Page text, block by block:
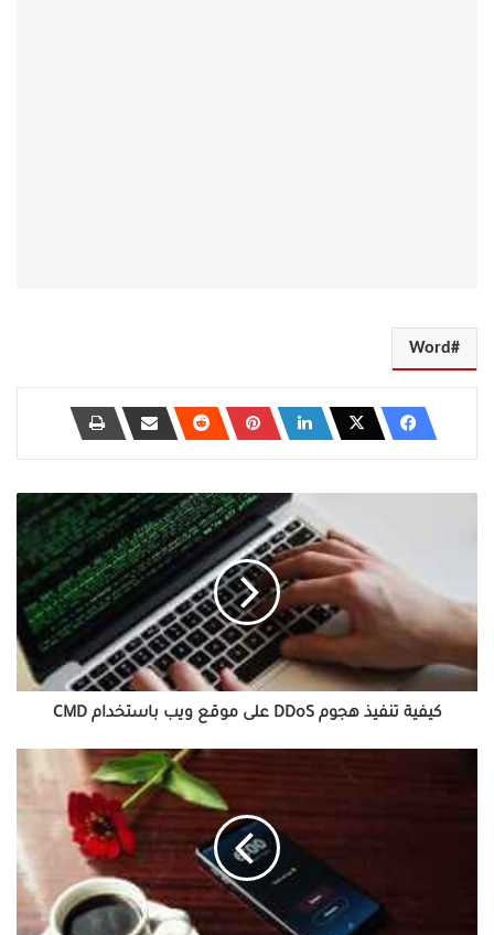
Word
موقع
ويب
باستخدام
CMD
كيفية تنفيذ هجوم DDoS على موقع ويب باستخدام CMD